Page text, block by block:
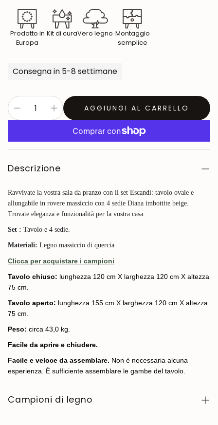
Prodotto in
Europa
Kit di curaVero legno Montaggio
semplice
Consegna in 5-8 settimane
AGGIUNGI AL CARRELLO
Descrizione
Ravvivate la vostra sala da pranzo con il set Escandi: tavolo ovale e
allungabile in rovere massiccio con 4 sedie Diana imbottite beige.
Trovate eleganza e funzionalità per la vostra casa.
Set : Tavolo e 4 sedie.
Materiali: Legno massiccio di quercia
Clicca per acquistare i campioni
Tavolo chiuso: lunghezza 120 cm X larghezza 120 cm X altezza
75 cm.
Tavolo aperto: lunghezza 155 cm X larghezza 120 cm X altezza
75 cm.
Peso: circa 43,0 kg.
Facile da aprire e chiudere.
Facile e veloce da assemblare. Non è necessaria alcuna
esperienza. È sufficiente assemblare le gambe del tavolo.
Campioni di legno